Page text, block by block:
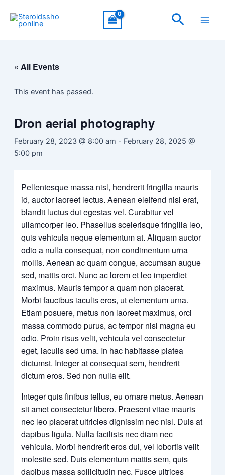
content
Search
« All Events
This event has passed.
Dron aerial photography
February 28, 2023 @ 8:00 am - February 28, 2025 @
5:00 pm
Pellentesque massa nisl, hendrerit fringilla mauris
id, auctor laoreet lectus. Aenean eleifend nisl erat,
blandit luctus dui egestas vel. Curabitur vel
ullamcorper leo. Phasellus scelerisque fringilla leo,
quis vehicula neque elementum at. Aliquam auctor
odio a nulla consequat, non condimentum urna
mollis. Aenean ac quam congue, accumsan augue
sed, mattis orci. Nunc ac lorem et leo imperdiet
maximus. Mauris tempor a quam non placerat.
Morbi faucibus iaculis eros, ut elementum urna.
Etiam posuere, metus non laoreet maximus, orci
massa commodo purus, ac tempor nisl magna eu
odio. Proin risus velit, vehicula vel consectetur
eget, iaculis sed urna. In hac habitasse platea
dictumst. Integer at consequat sem, hendrerit
dictum eros. Sed non nulla elit.
Integer quis finibus tellus, eu ornare metus. Aenean
sit amet consectetur libero. Praesent vitae mauris
nec leo placerat ultricies dignissim nec nisl. Duis at
dapibus ligula. Nulla facilisis nec diam nec
vehicula. Morbi hendrerit eros dui, vel lobortis velit
molestie sed. Duis elementum mattis sem, quis
dapibus massa sollicitudin nec. Fusce ultrices